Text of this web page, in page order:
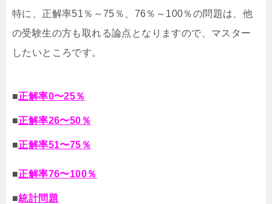
特に、正解率51％～75％、76％～100％の問題は、他
の受験生の方も取れる論点となりますので、マスター
したいところです。
■正解率0〜25％
■正解率26〜50％
■正解率51〜75％
■正解率76〜100％
■統計問題